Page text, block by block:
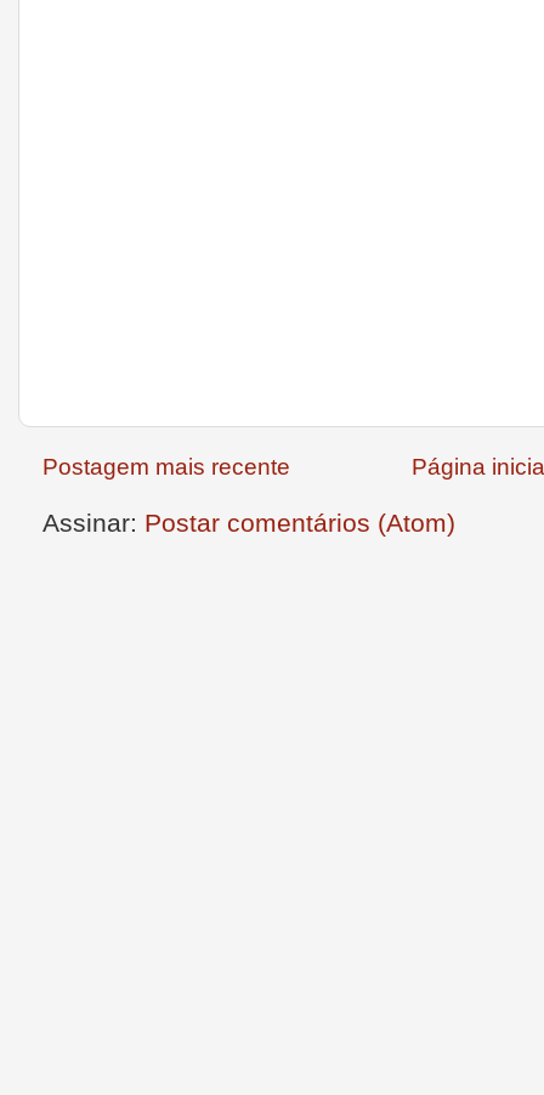
Postagem mais recente Página
Assinar: Postar comentários (Atom)